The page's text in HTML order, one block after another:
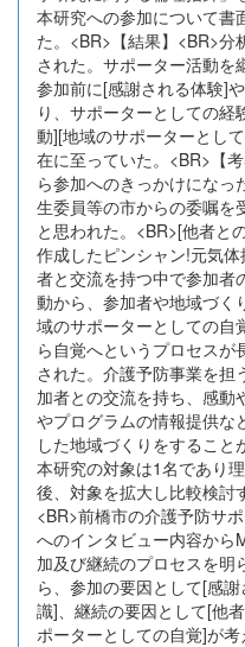
本研究への参加について書
た。<BR>【結果】<BR>
された。サポーター活動を
参加前に[感謝される体験]
り、サポーターとしての
動][地域のサポーターとし
在に至っていた。<BR>【
ら参加へのきっかけになっ
生委員等の市からの委嘱を
と思われた。<BR>[他者と
作成したピンシャン!元気
者と交流を持つ中で参加者
動から、参加者や地域づく
域のサポーターとしての自
ら自覚へというプロセス
された。介護予防事業を担
加者との交流を持ち、感動
やプログラムの情報提供な
した地域づくりをするこ
本研究の対象は1名であり
後、対象を拡大し比較検討
<BR>前橋市の介護予防サ
へのインタビュー内容から
加及び継続のプロセスを明
ら、参加の要因として[感
識]、継続の要因として[他
ポーターとしての自覚]が考